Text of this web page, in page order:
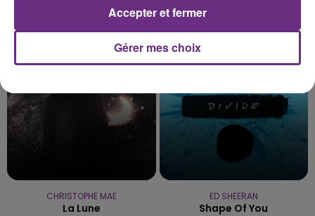
OFENBACH & STARSAILOR
Four To The Floor
CHRISTOPHE MAE
La Lune
13h04
13h04
ED SHEERAN
Shape Of You
Gérer mes choix
Accepter et fermer